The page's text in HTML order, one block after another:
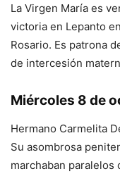
La Virgen María es
victoria en Lepanto
Rosario. Es patrona
de intercesión
Miércoles 8 de
Hermano Carmelita
Su asombrosa
marchaban